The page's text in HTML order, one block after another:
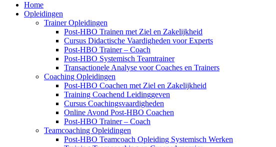
Home
Opleidingen
Trainer Opleidingen
Post-HBO Trainen met Ziel en Zakelijkheid
Cursus Didactische Vaardigheden voor Experts
Post-HBO Trainer – Coach
Post-HBO Systemisch Teamtrainer
Transactionele Analyse voor Coaches en Trainers
Coaching Opleidingen
Post-HBO Coachen met Ziel en Zakelijkheid
Training Coachend Leidinggeven
Cursus Coachingsvaardigheden
Online Avond Post-HBO Coachen
Post-HBO Trainer – Coach
Teamcoaching Opleidingen
Post-HBO Teamcoach Opleiding Systemisch Werken